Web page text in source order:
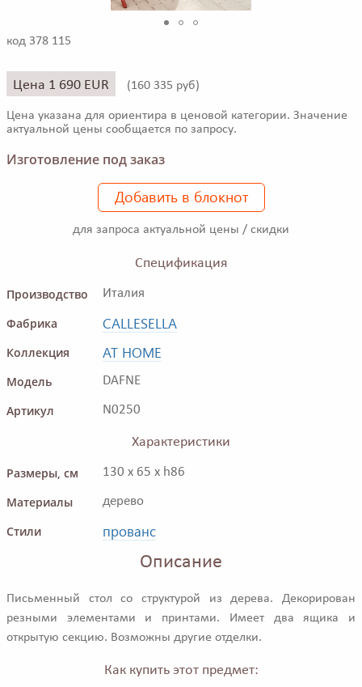
код 378 115
Цена 1 690 EUR (160 335 руб)
Цена указана для ориентира в ценовой категории. Значение
актуальной цены сообщается по запросу.
Изготовление под заказ
Добавить в блокнот
для запроса актуальной цены / скидки
Спецификация
Производство
Италия
Фабрика CALLESELLA
Коллекция AT HOME
Модель DAFNE
Артикул N0250
Характеристики
Размеры, см
130 x 65 x h86
Материалы дерево
Стили прованс
Описание
Письменный стол со структурой из дерева. Декорирован
резными элементами и принтами. Имеет два ящика и
открытую секцию. Возможны другие отделки.
Как купить этот предмет: